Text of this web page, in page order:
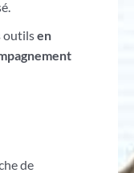
outilsen
de